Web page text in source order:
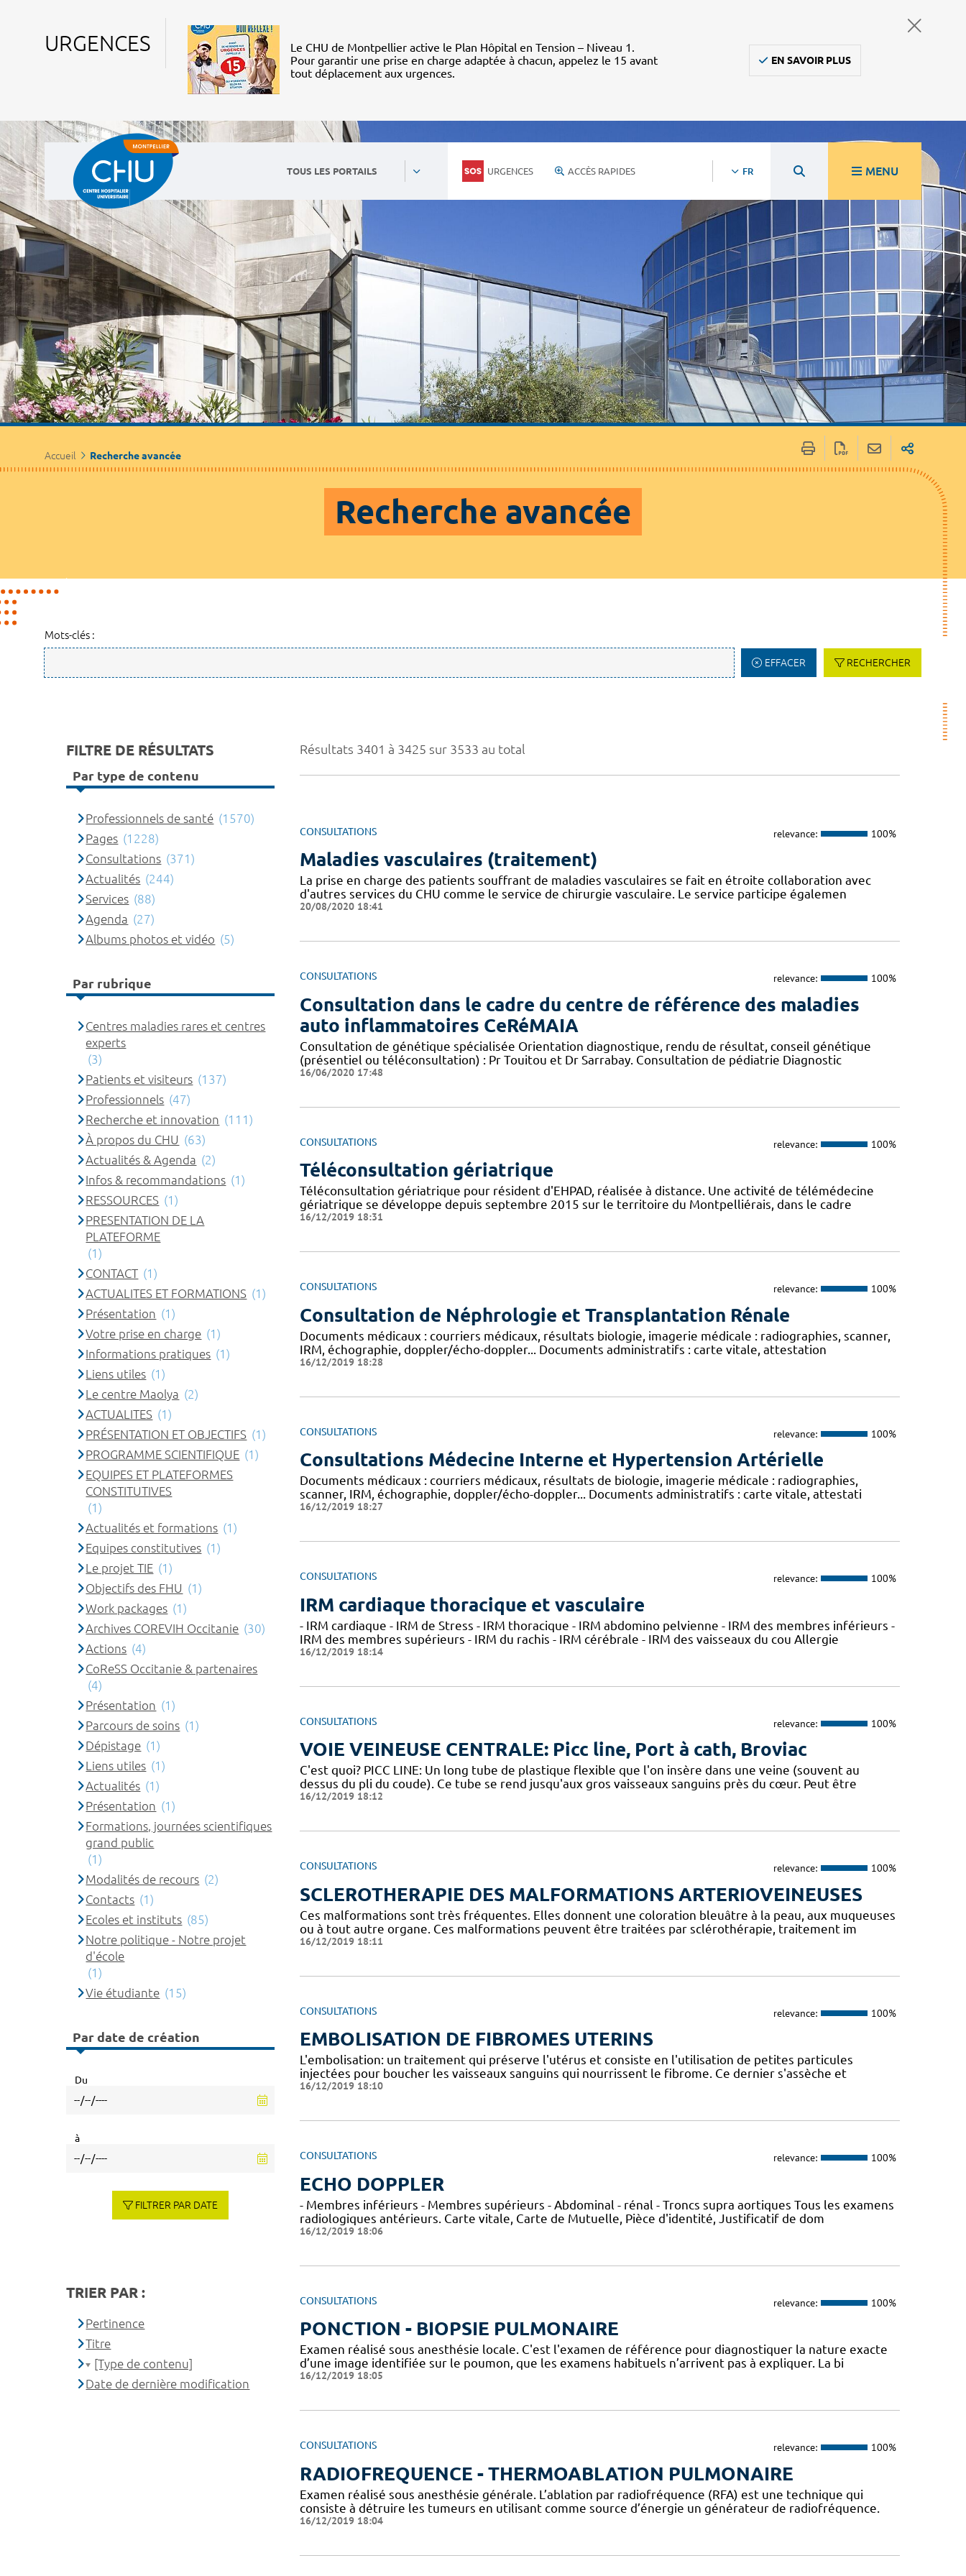
URGENCES
Le CHU de Montpellier active le Plan Hôpital en Tension – Niveau 1.
Pour garantir une prise en charge adaptée à chacun, appelez le 15 avant
tout déplacement aux urgences.
EN SAVOIR PLUS
TOUS LES PORTAILS URGENCES ACCÈS RAPIDES FR MENU
Accueil Recherche avancée
Recherche avancée
Mots-clés :
EFFACER RECHERCHER
Résultats 3401 à 3425 sur 3533 au total
CONSULTATIONS relevance: 100%
Maladies vasculaires (traitement)
La prise en charge des patients souffrant de maladies vasculaires se fait en étroite collaboration avec
d'autres services du CHU comme le service de chirurgie vasculaire. Le service participe égalemen
20/08/2020 18:41
CONSULTATIONS relevance: 100%
Consultation dans le cadre du centre de référence des maladies
auto inflammatoires CeRéMAIA
Consultation de génétique spécialisée Orientation diagnostique, rendu de résultat, conseil génétique
(présentiel ou téléconsultation) : Pr Touitou et Dr Sarrabay. Consultation de pédiatrie Diagnostic
16/06/2020 17:48
CONSULTATIONS relevance: 100%
Téléconsultation gériatrique
Téléconsultation gériatrique pour résident d'EHPAD, réalisée à distance. Une activité de télémédecine
gériatrique se développe depuis septembre 2015 sur le territoire du Montpelliérais, dans le cadre
16/12/2019 18:31
CONSULTATIONS relevance: 100%
Consultation de Néphrologie et Transplantation Rénale
Documents médicaux : courriers médicaux, résultats biologie, imagerie médicale : radiographies, scanner,
IRM, échographie, doppler/écho-doppler... Documents administratifs : carte vitale, attestation
16/12/2019 18:28
CONSULTATIONS relevance: 100%
Consultations Médecine Interne et Hypertension Artérielle
Documents médicaux : courriers médicaux, résultats de biologie, imagerie médicale : radiographies,
scanner, IRM, échographie, doppler/écho-doppler... Documents administratifs : carte vitale, attestati
16/12/2019 18:27
CONSULTATIONS relevance: 100%
IRM cardiaque thoracique et vasculaire
- IRM cardiaque - IRM de Stress - IRM thoracique - IRM abdomino pelvienne - IRM des membres inférieurs -
IRM des membres supérieurs - IRM du rachis - IRM cérébrale - IRM des vaisseaux du cou Allergie
16/12/2019 18:14
CONSULTATIONS relevance: 100%
VOIE VEINEUSE CENTRALE: Picc line, Port à cath, Broviac
C'est quoi? PICC LINE: Un long tube de plastique flexible que l'on insère dans une veine (souvent au
dessus du pli du coude). Ce tube se rend jusqu'aux gros vaisseaux sanguins près du cœur. Peut être
16/12/2019 18:12
CONSULTATIONS relevance: 100%
SCLEROTHERAPIE DES MALFORMATIONS ARTERIOVEINEUSES
Ces malformations sont très fréquentes. Elles donnent une coloration bleuâtre à la peau, aux muqueuses
ou à tout autre organe. Ces malformations peuvent être traitées par sclérothérapie, traitement im
16/12/2019 18:11
CONSULTATIONS relevance: 100%
EMBOLISATION DE FIBROMES UTERINS
L'embolisation: un traitement qui préserve l'utérus et consiste en l'utilisation de petites particules
injectées pour boucher les vaisseaux sanguins qui nourrissent le fibrome. Ce dernier s'assèche et
16/12/2019 18:10
CONSULTATIONS relevance: 100%
ECHO DOPPLER
- Membres inférieurs - Membres supérieurs - Abdominal - rénal - Troncs supra aortiques Tous les examens
radiologiques antérieurs. Carte vitale, Carte de Mutuelle, Pièce d'identité, Justificatif de dom
16/12/2019 18:06
CONSULTATIONS relevance: 100%
PONCTION - BIOPSIE PULMONAIRE
Examen réalisé sous anesthésie locale. C'est l'examen de référence pour diagnostiquer la nature exacte
d’une image identifiée sur le poumon, que les examens habituels n’arrivent pas à expliquer. La bi
16/12/2019 18:05
CONSULTATIONS relevance: 100%
RADIOFREQUENCE - THERMOABLATION PULMONAIRE
Examen réalisé sous anesthésie générale. L’ablation par radiofréquence (RFA) est une technique qui
consiste à détruire les tumeurs en utilisant comme source d’énergie un générateur de radiofréquence.
16/12/2019 18:04
FILTRE DE RÉSULTATS
Par type de contenu
Professionnels de santé (1570)
Pages (1228)
Consultations (371)
Actualités (244)
Services (88)
Agenda (27)
Albums photos et vidéo (5)
Par rubrique
Centres maladies rares et centres
experts
(3)
Patients et visiteurs (137)
Professionnels (47)
Recherche et innovation (111)
À propos du CHU (63)
Actualités & Agenda (2)
Infos & recommandations (1)
RESSOURCES (1)
PRESENTATION DE LA
PLATEFORME
(1)
CONTACT (1)
ACTUALITES ET FORMATIONS (1)
Présentation (1)
Votre prise en charge (1)
Informations pratiques (1)
Liens utiles (1)
Le centre Maolya (2)
ACTUALITES (1)
PRÉSENTATION ET OBJECTIFS (1)
PROGRAMME SCIENTIFIQUE (1)
EQUIPES ET PLATEFORMES
CONSTITUTIVES
(1)
Actualités et formations (1)
Equipes constitutives (1)
Le projet TIE (1)
Objectifs des FHU (1)
Work packages (1)
Archives COREVIH Occitanie (30)
Actions (4)
CoReSS Occitanie & partenaires
(4)
Présentation (1)
Parcours de soins (1)
Dépistage (1)
Liens utiles (1)
Actualités (1)
Présentation (1)
Formations, journées scientifiques
grand public
(1)
Modalités de recours (2)
Contacts (1)
Ecoles et instituts (85)
Notre politique - Notre projet
d'école
(1)
Vie étudiante (15)
Par date de création
Du
à
FILTRER PAR DATE
TRIER PAR :
Pertinence
Titre
[Type de contenu]
Date de dernière modification